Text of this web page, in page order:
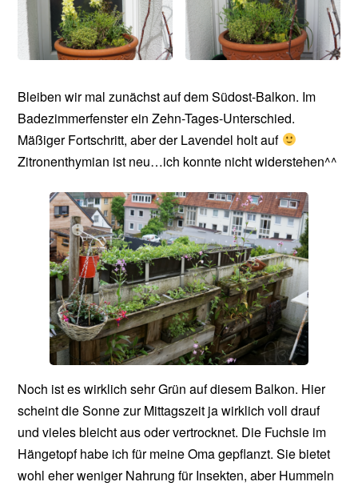
Bleiben wir mal zunächst auf dem Südost-Balkon. Im
Badezimmerfenster ein Zehn-Tages-Unterschied.
Mäßiger Fortschritt, aber der Lavendel holt auf
Zitronenthymian ist neu…ich konnte nicht widerstehen^^
Noch ist es wirklich sehr Grün auf diesem Balkon. Hier
scheint die Sonne zur Mittagszeit ja wirklich voll drauf
und vieles bleicht aus oder vertrocknet. Die Fuchsie im
Hängetopf habe ich für meine Oma gepflanzt. Sie bietet
wohl eher weniger Nahrung für Insekten, aber Hummeln